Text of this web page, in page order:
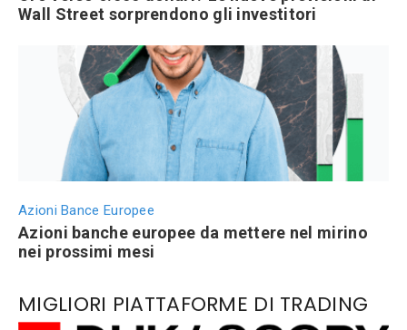
Wall Street sorprendono gli investitori
Azioni Bance Europee
Azioni banche europee da mettere nel mirino
nei prossimi mesi
MIGLIORI PIATTAFORME DI TRADING